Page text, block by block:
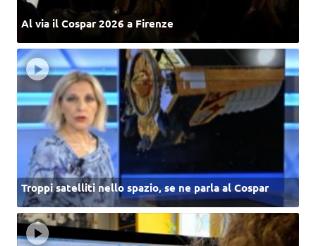
Al via il Cospar 2026 a Firenze
Troppi satelliti nello spazio, se ne parla al Cospar